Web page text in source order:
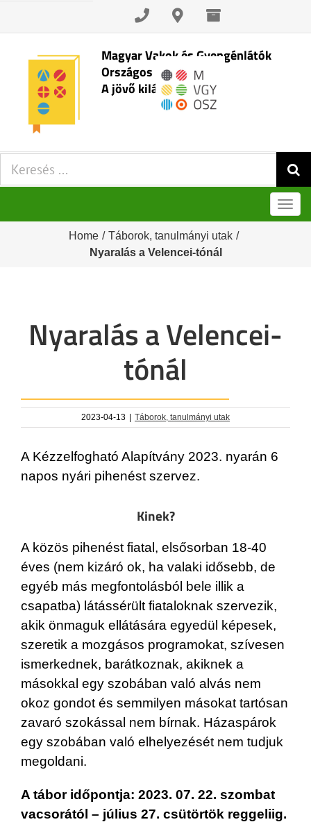
Skip
content
Magyar Vakok és Gyengénlátók
Országos Szövetsége
A jövő kilátásai
Keresés:
Home / Táborok, tanulmányi utak /
Nyaralás a Velencei-tónál
Nyaralás a Velencei-
tónál
2023-04-13 | Táborok, tanulmányi utak
A Kézzelfogható Alapítvány 2023. nyarán 6
napos nyári pihenést szervez.
Kinek?
A közös pihenést fiatal, elsősorban 18-40
éves (nem kizáró ok, ha valaki idősebb, de
egyéb más megfontolásból bele illik a
csapatba) látássérült fiataloknak szervezik,
akik önmaguk ellátására egyedül képesek,
szeretik a mozgásos programokat, szívesen
ismerkednek, barátkoznak, akiknek a
másokkal egy szobában való alvás nem
okoz gondot és semmilyen másokat tartósan
zavaró szokással nem bírnak. Házaspárok
egy szobában való elhelyezését nem tudjuk
megoldani.
A tábor időpontja: 2023. 07. 22. szombat
vacsorától – július 27. csütörtök reggeliig.